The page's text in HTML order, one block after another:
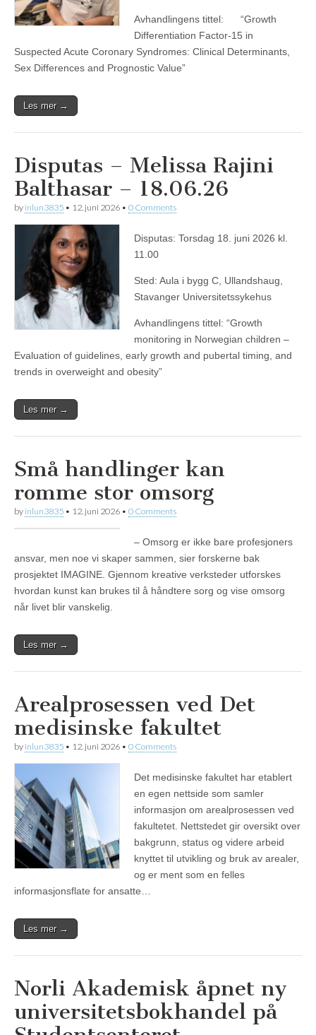
Avhandlingens tittel: “Growth
Differentiation Factor-15 in
Suspected Acute Coronary Syndromes: Clinical Determinants,
Sex Differences and Prognostic Value”
Les mer →
Disputas – Melissa Rajini
Balthasar – 18.06.26
by inlun3835 • 12. juni 2026 • 0 Comments
Disputas: Torsdag 18. juni 2026 kl.
11.00
Sted: Aula i bygg C, Ullandshaug,
Stavanger Universitetssykehus
Avhandlingens tittel: “Growth
monitoring in Norwegian children –
Evaluation of guidelines, early growth and pubertal timing, and
trends in overweight and obesity”
Les mer →
Små handlinger kan
romme stor omsorg
by inlun3835 • 12. juni 2026 • 0 Comments
– Omsorg er ikke bare profesjoners
ansvar, men noe vi skaper sammen, sier forskerne bak
prosjektet IMAGINE. Gjennom kreative verksteder utforskes
hvordan kunst kan brukes til å håndtere sorg og vise omsorg
når livet blir vanskelig.
Les mer →
Arealprosessen ved Det
medisinske fakultet
by inlun3835 • 12. juni 2026 • 0 Comments
Det medisinske fakultet har etablert
en egen nettside som samler
informasjon om arealprosessen ved
fakultetet. Nettstedet gir oversikt over
bakgrunn, status og videre arbeid
knyttet til utvikling og bruk av arealer,
og er ment som en felles
informasjonsflate for ansatte…
Les mer →
Norli Akademisk åpnet ny
universitetsbokhandel på